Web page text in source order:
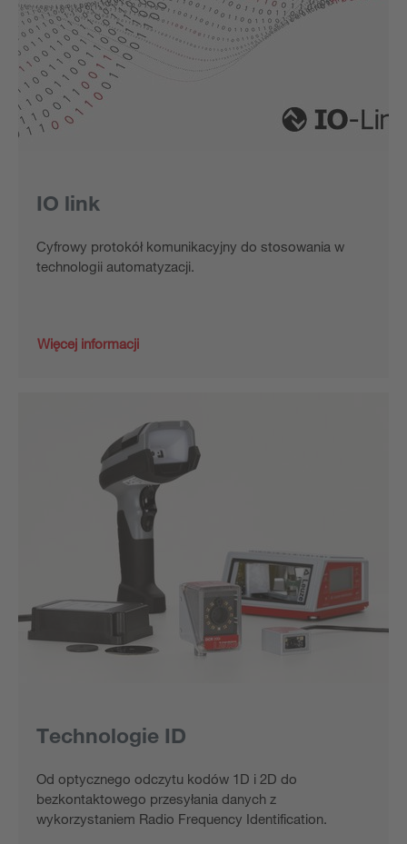
IO link
Cyfrowy protokół komunikacyjny do stosowania w
technologii automatyzacji.
Więcej informacji
Technologie ID
Od optycznego odczytu kodów 1D i 2D do
bezkontaktowego przesyłania danych z
wykorzystaniem Radio Frequency Identification.